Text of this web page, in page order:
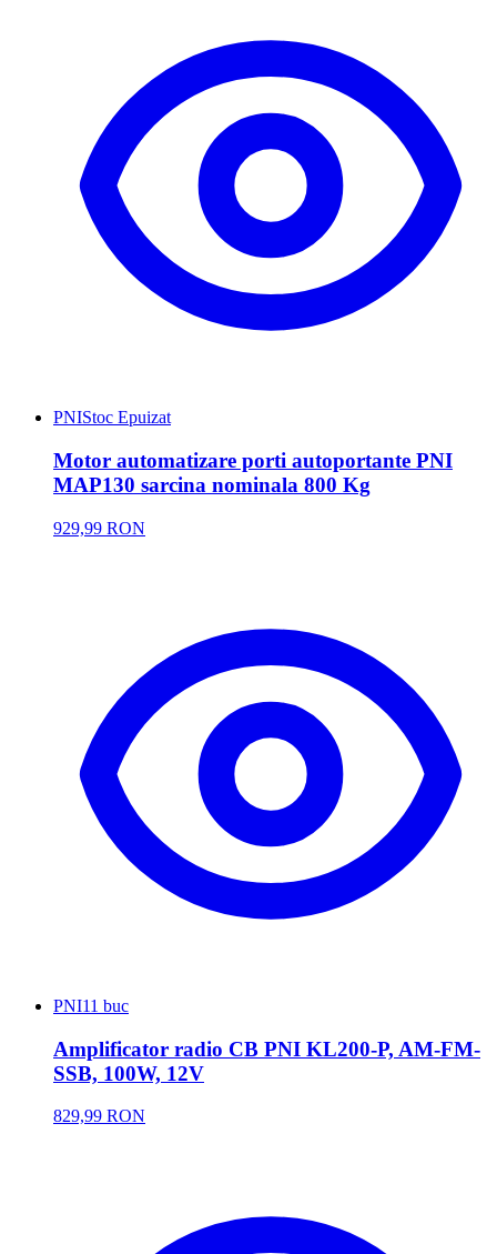
PNIStoc Epuizat
Motor automatizare porti autoportante PNI
MAP130 sarcina nominala 800 Kg
929,99 RON
PNI11 buc
Amplificator radio CB PNI KL200-P, AM-FM-
SSB, 100W, 12V
829,99 RON